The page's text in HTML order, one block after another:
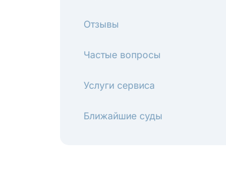
Отзывы
Частые вопросы
Услуги сервиса
Ближайшие суды